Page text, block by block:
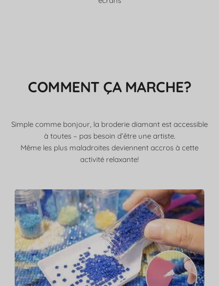
COMMENT ÇA MARCHE?
Simple comme bonjour, la broderie diamant est accessible
à toutes – pas besoin d’être une artiste.
Même les plus maladroites deviennent accros à cette
activité relaxante!